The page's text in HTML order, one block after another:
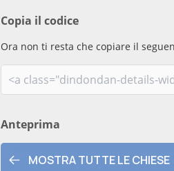
Copia il codice
Ora non ti resta che copiare il
Anteprima